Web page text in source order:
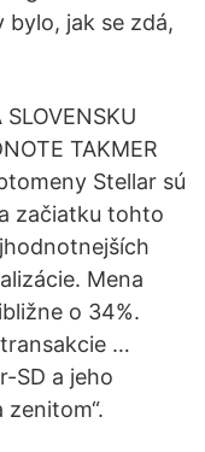
jak se zdá,
TAKMER
Stellar sú
začiatku tohto
Mena
o 34%.
…
SD a jeho